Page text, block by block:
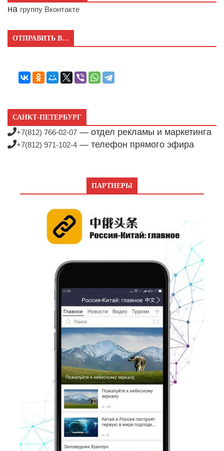
на группу Вконтакте
ОТПРАВИТЬ В…
САНКТ-ПЕТЕРБУРГ
+7(812) 766-02-07 — отдел рекламы и маркетинга
+7(812) 971-102-4 — телефон прямого эфира
ПАРТНЕРЫ